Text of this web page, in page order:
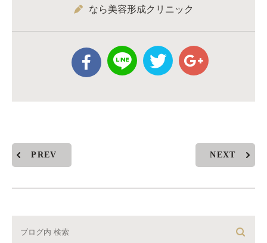
なら美容形成クリニック
PREV NEXT